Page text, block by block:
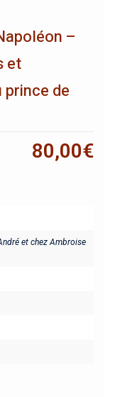
–
et
de
80,00€
et chez Ambroise